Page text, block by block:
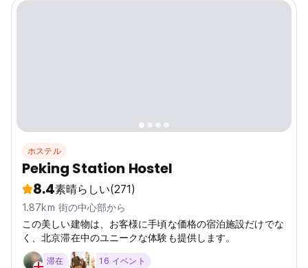
ホステル
Peking Station Hostel
8.4素晴らしい(271)
1.87km 街の中心部から
この美しい建物は、お客様に手頃な価格の宿泊施設だけでな
く、北京滞在中のユニークな体験も提供します。
滞在 16 イベント